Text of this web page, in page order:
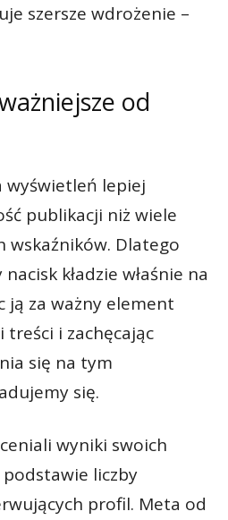
szersze wdrożenie –
od
wyświetleń lepiej
publikacji niż wiele
wskaźników. Dlatego
kładzie właśnie na
ją za ważny element
i zachęcając
się na tym
się.
wyniki swoich
liczby
profil. Meta od